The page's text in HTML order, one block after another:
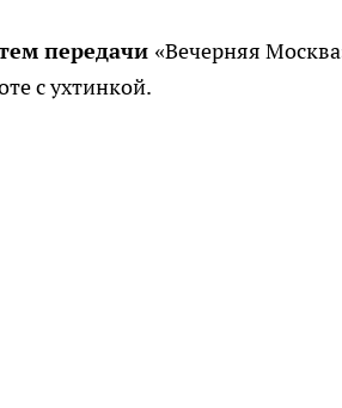
передачи «Вечерняя
с ухтинкой.